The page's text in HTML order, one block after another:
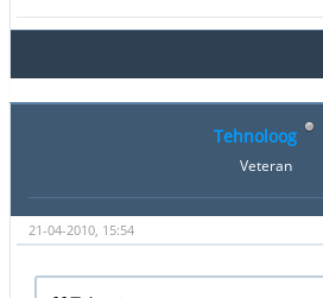
Tehnoloog
Veteran
21-04-2010, 15:54